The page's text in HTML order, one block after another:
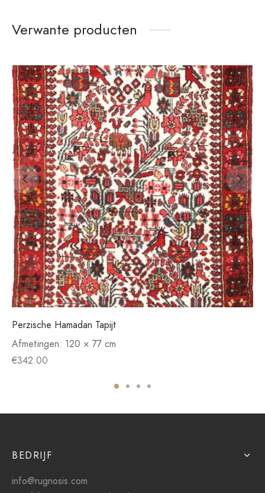
Verwante producten
Perzische Hamadan Tapijt
Afmetingen: 120 × 77 cm
€342.00
BEDRIJF
info@rugnosis.com